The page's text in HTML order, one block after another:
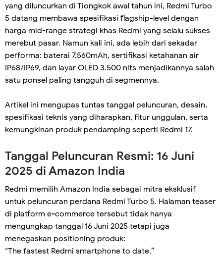
yang diluncurkan di Tiongkok awal tahun ini, Redmi Turbo
5 datang membawa spesifikasi flagship-level dengan
harga mid-range strategi khas Redmi yang selalu sukses
merebut pasar. Namun kali ini, ada lebih dari sekadar
performa: baterai 7.560mAh, sertifikasi ketahanan air
IP68/IP69, dan layar OLED 3.500 nits menjadikannya salah
satu ponsel paling tangguh di segmennya.
Artikel ini mengupas tuntas tanggal peluncuran, desain,
spesifikasi teknis yang diharapkan, fitur unggulan, serta
kemungkinan produk pendamping seperti Redmi 17.
Tanggal Peluncuran Resmi: 16 Juni
2025 di Amazon India
Redmi memilih Amazon India sebagai mitra eksklusif
untuk peluncuran perdana Redmi Turbo 5. Halaman teaser
di platform e-commerce tersebut tidak hanya
mengungkap tanggal 16 Juni 2025 tetapi juga
menegaskan positioning produk:
“The fastest Redmi smartphone to date.”